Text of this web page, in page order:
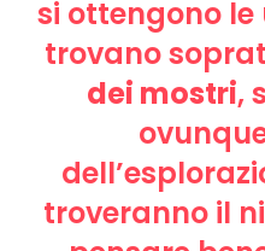
si ottengono le
trovano
dei mostri,
troveranno il